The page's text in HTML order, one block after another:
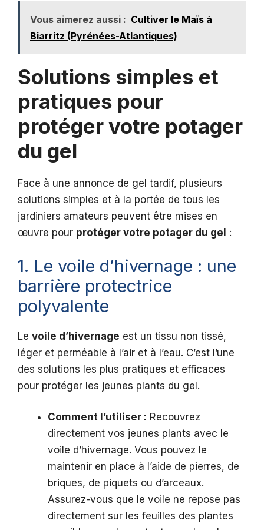
Vous aimerez aussi : Cultiver le Maïs à
Biarritz (Pyrénées-Atlantiques)
Solutions simples et
pratiques pour
protéger votre potager
du gel
Face à une annonce de gel tardif, plusieurs
solutions simples et à la portée de tous les
jardiniers amateurs peuvent être mises en
œuvre pour protéger votre potager du gel :
1. Le voile d’hivernage : une
barrière protectrice
polyvalente
Le voile d’hivernage est un tissu non tissé,
léger et perméable à l’air et à l’eau. C’est l’une
des solutions les plus pratiques et efficaces
pour protéger les jeunes plants du gel.
Comment l’utiliser : Recouvrez
directement vos jeunes plants avec le
voile d’hivernage. Vous pouvez le
maintenir en place à l’aide de pierres, de
briques, de piquets ou d’arceaux.
Assurez-vous que le voile ne repose pas
directement sur les feuilles des plantes